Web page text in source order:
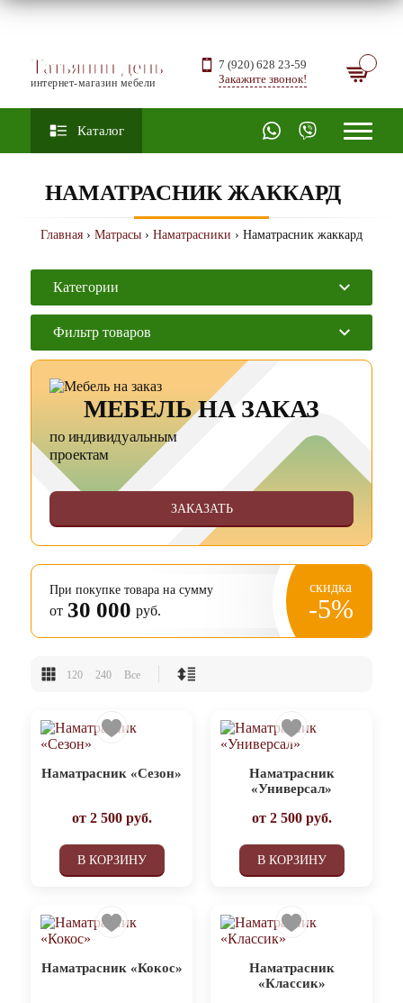
Татьянин день
интернет-магазин мебели
7 (920) 628 23-59
Закажите звонок!
Каталог
НАМАТРАСНИК ЖАККАРД
Главная › Матрасы › Наматрасники › Наматрасник жаккард
Категории
Фильтр товаров
МЕБЕЛЬ НА ЗАКАЗ
по индивидуальным
проектам
ЗАКАЗАТЬ
При покупке товара на сумму
от 30 000 руб.
скидка
-5%
120 240 Все
Наматрасник «Сезон»
от 2 500руб.
В КОРЗИНУ
Наматрасник
«Универсал»
от 2 500руб.
В КОРЗИНУ
Наматрасник «Кокос»
Наматрасник
«Классик»